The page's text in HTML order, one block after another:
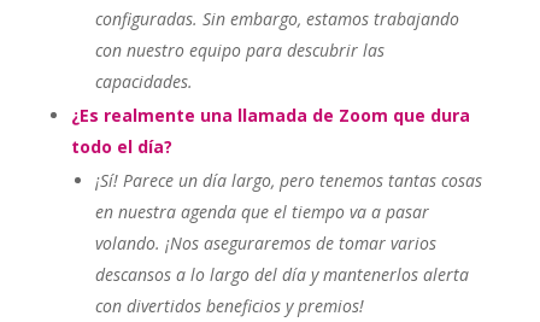
configuradas. Sin embargo, estamos trabajando
con nuestro equipo para descubrir las
capacidades.
¿Es realmente una llamada de Zoom que dura
todo el día?
¡Sí! Parece un día largo, pero tenemos tantas cosas
en nuestra agenda que el tiempo va a pasar
volando. ¡Nos aseguraremos de tomar varios
descansos a lo largo del día y mantenerlos alerta
con divertidos beneficios y premios!